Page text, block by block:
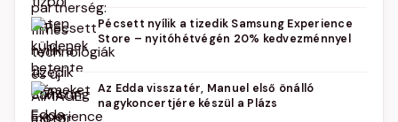
Pécsett nyílik a tizedik Samsung Experience
Store – nyitóhétvégén 20% kedvezménnyel
Az Edda visszatér, Manuel első önálló
nagykoncertjére készül a Plázs